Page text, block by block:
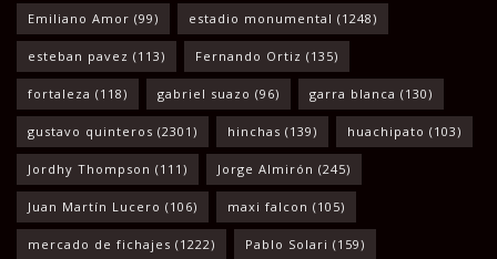
Emiliano Amor (99) estadio monumental (1248)
esteban pavez (113) Fernando Ortiz (135)
fortaleza (118) gabriel suazo (96) garra blanca (130)
gustavo quinteros (2301) hinchas (139) huachipato (103)
Jordhy Thompson (111) Jorge Almirón (245)
Juan Martín Lucero (106) maxi falcon (105)
mercado de fichajes (1222) Pablo Solari (159)